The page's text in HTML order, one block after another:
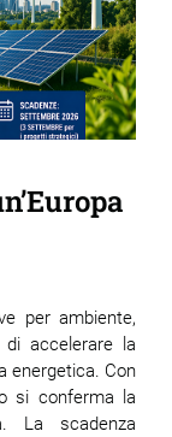
per ambiente,
di accelerare la
energetica. Con
si conferma la
La scadenza